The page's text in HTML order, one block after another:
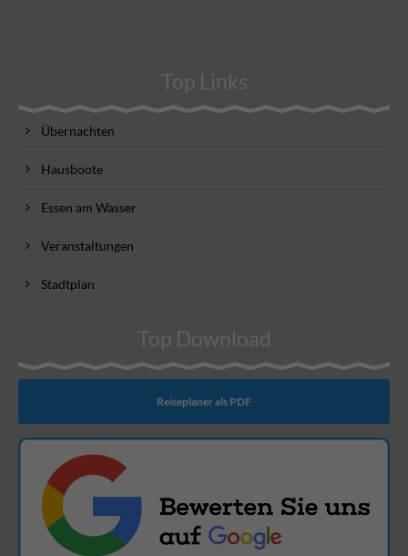
Top Links
Übernachten
Hausboote
Essen am Wasser
Veranstaltungen
Stadtplan
Top Download
Reiseplaner als PDF